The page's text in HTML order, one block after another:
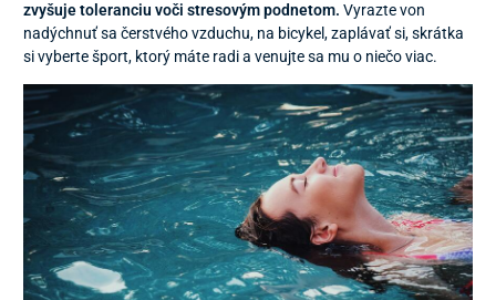
zvyšuje toleranciu voči stresovým podnetom. Vyrazte von
nadýchnuť sa čerstvého vzduchu, na bicykel, zaplávať si, skrátka
si vyberte šport, ktorý máte radi a venujte sa mu o niečo viac.